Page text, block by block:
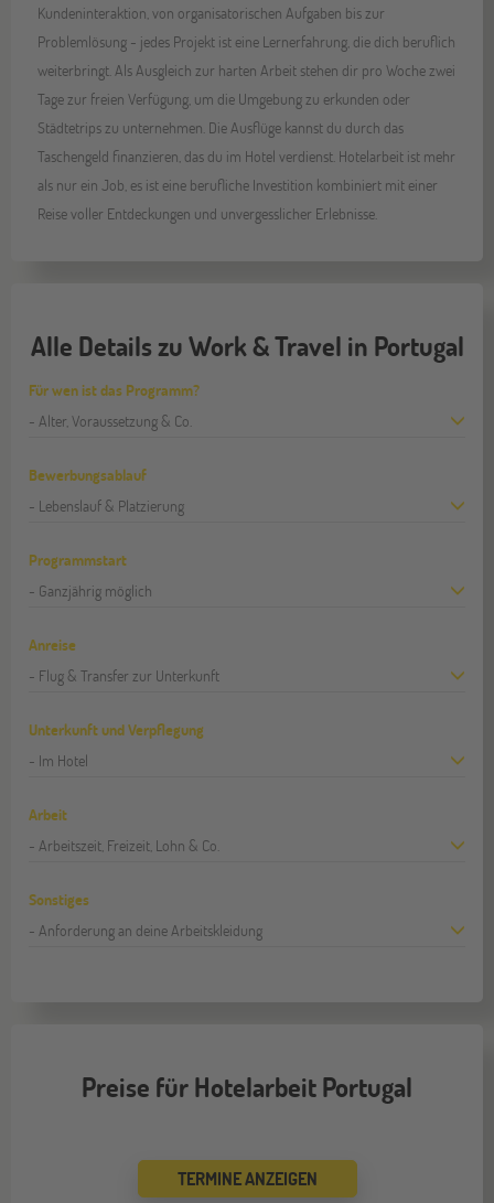
Kundeninteraktion, von organisatorischen Aufgaben bis zur
Problemlösung - jedes Projekt ist eine Lernerfahrung, die dich beruflich
weiterbringt. Als Ausgleich zur harten Arbeit stehen dir pro Woche zwei
Tage zur freien Verfügung, um die Umgebung zu erkunden oder
Städtetrips zu unternehmen. Die Ausflüge kannst du durch das
Taschengeld finanzieren, das du im Hotel verdienst. Hotelarbeit ist mehr
als nur ein Job, es ist eine berufliche Investition kombiniert mit einer
Reise voller Entdeckungen und unvergesslicher Erlebnisse.
Alle Details zu Work & Travel in Portugal
Für wen ist das Programm?
- Alter, Voraussetzung & Co.
Bewerbungsablauf
- Lebenslauf & Platzierung
Programmstart
- Ganzjährig möglich
Anreise
- Flug & Transfer zur Unterkunft
Unterkunft und Verpflegung
- Im Hotel
Arbeit
- Arbeitszeit, Freizeit, Lohn & Co.
Sonstiges
- Anforderung an deine Arbeitskleidung
Preise für Hotelarbeit Portugal
TERMINE ANZEIGEN